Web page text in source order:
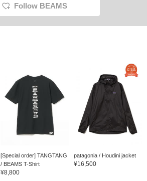
Follow BEAMS
[Special order] TANGTANG
/ BEAMS T-Shirt
¥8,800
patagonia / Houdini jacket
¥16,500